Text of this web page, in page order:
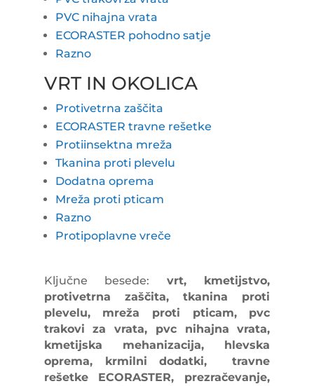
PVC nihajna vrata
ECORASTER pohodno satje
Razno
VRT IN OKOLICA
Protivetrna zaščita
ECORASTER travne rešetke
Protiinsektna mreža
Tkanina proti plevelu
Dodatna oprema
Mreža proti pticam
Razno
Protipoplavne vreče
Ključne besede: vrt, kmetijstvo,
protivetrna zaščita, tkanina proti
plevelu, mreža proti pticam, pvc
trakovi za vrata, pvc nihajna vrata,
kmetijska mehanizacija, hlevska
oprema, krmilni dodatki, travne
rešetke ECORASTER, prezračevanje,